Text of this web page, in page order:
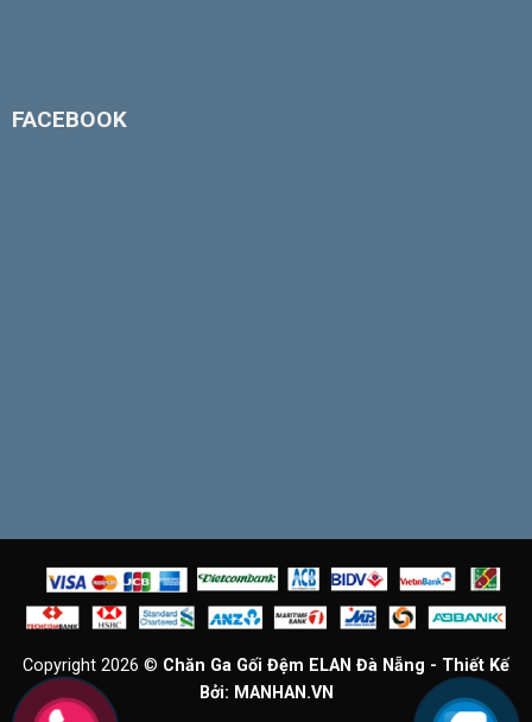
FACEBOOK
Copyright 2026 © Chăn Ga Gối Đệm ELAN Đà Nẵng - Thiết Kế
Bởi: MANHAN.VN